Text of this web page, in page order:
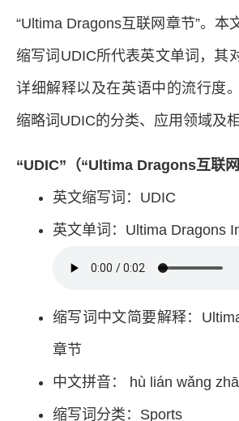
“Ultima Dragons互联网章节”。本
缩写词UDIC所代表英文单词，其
详细解释以及在英语中的流行度
缩略词UDIC的分类、应用领域及
“UDIC”（“Ultima Dragons互联
英文缩写词：UDIC
英文单词：Ultima Dragons
缩写词中文简要解释：
章节
中文拼音： hù lián wǎng
缩写词分类：Sports